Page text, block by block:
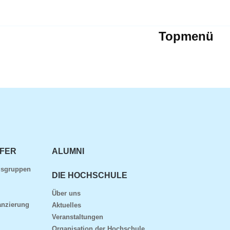
Topmenü
ALUMNI
DIE HOCHSCHULE
Über uns
Aktuelles
Veranstaltungen